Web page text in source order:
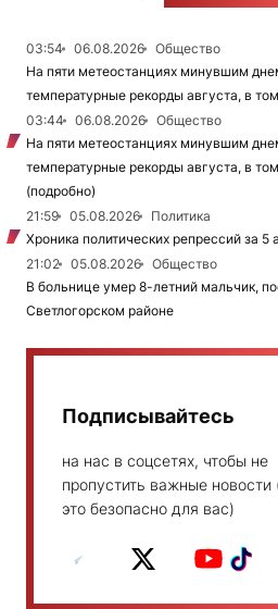
03:54 06.08.2026
Общество
На пяти метеостанциях минувшим
температурные рекорды августа, в
03:44
06.08.2026
Общество
На пяти метеостанциях минувшим
температурные рекорды августа, в
(подробно)
21:59
05.08.2026
Политика
Хроника политических репрессий за 5
21:02
05.08.2026
Общество
В больнице умер 8-летний мальчик,
Светлогорском районе
Подписывайтесь
на нас в соцсетях, чтобы не
пропустить важные новости
это безопасно для вас)